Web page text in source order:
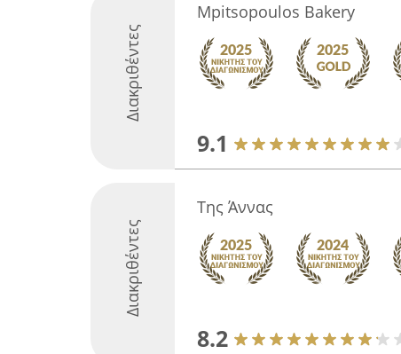
Διακριθέντες
Mpitsopoulos Bakery
9.1
Διακριθέντες
Της Άννας
8.2